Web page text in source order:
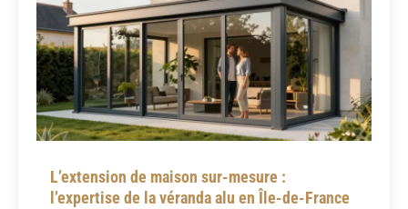
L’extension de maison sur-mesure :
l’expertise de la véranda alu en Île-de-France